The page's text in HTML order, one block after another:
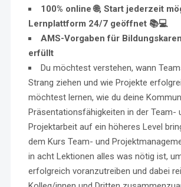
100% online 🌐, Start jederzeit
Lernplattform 24/7 geöffnet 📚💻
AMS-Vorgaben für
erfüllt
Du möchtest verstehen, wann
Strang ziehen und wie Projekte
möchtest lernen, wie du deine
Präsentationsfähigkeiten in der Team-
Projektarbeit auf ein höheres Level
dem Kurs Team- und
in acht Lektionen alles was nötig ist,
erfolgreich voranzutreiben und dabei